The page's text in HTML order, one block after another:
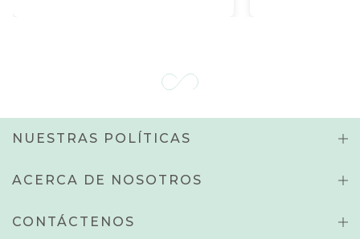
NUESTRAS POLÍTICAS
ACERCA DE NOSOTROS
CONTÁCTENOS